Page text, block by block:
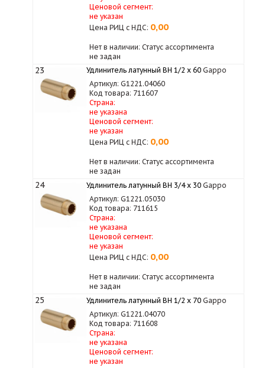
Ценовой сегмент:
не указан
Цена РИЦ с НДС: 0,00
Нет в наличии: Статус ассортимента
не задан
23 Удлинитель латунный ВН 1/2 х 60Gappo
Артикул: G1221.04060
Код товара: 711607
Страна:
не указана
Ценовой сегмент:
не указан
Цена РИЦ с НДС: 0,00
Нет в наличии: Статус ассортимента
не задан
24 Удлинитель латунный ВН 3/4 x 30Gappo
Артикул: G1221.05030
Код товара: 711615
Страна:
не указана
Ценовой сегмент:
не указан
Цена РИЦ с НДС: 0,00
Нет в наличии: Статус ассортимента
не задан
25 Удлинитель латунный ВН 1/2 х 70Gappo
Артикул: G1221.04070
Код товара: 711608
Страна:
не указана
Ценовой сегмент:
не указан